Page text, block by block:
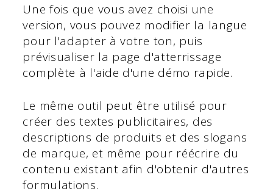
Une fois que vous avez choisi une
version, vous pouvez modifier la langue
pour l'adapter à votre ton, puis
prévisualiser la page d'atterrissage
complète à l'aide d'une démo rapide.
Le même outil peut être utilisé pour
créer des textes publicitaires, des
descriptions de produits et des slogans
de marque, et même pour réécrire du
contenu existant afin d'obtenir d'autres
formulations.